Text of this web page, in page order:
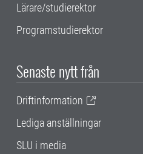
Lärare/studierektor
Programstudierektor
Senaste nytt från
Driftinformation
Lediga anställningar
SLU i media